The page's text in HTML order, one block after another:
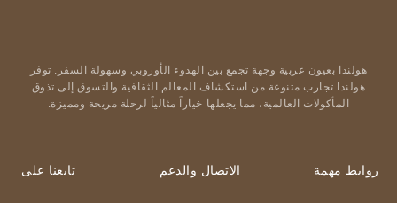
هولندا بعيون عربية وجهة تجمع بين الهدوء الأوروبي وسهولة السفر. توفر
هولندا تجارب متنوعة من استكشاف المعالم الثقافية والتسوق إلى تذوق
المأكولات العالمية، مما يجعلها خياراً مثالياً لرحلة مريحة ومميزة.
روابط مهمة الاتصال والدعم تابعنا على